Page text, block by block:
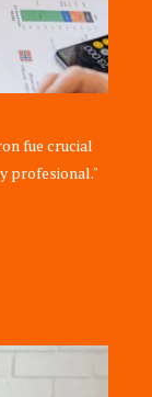
fue crucial
profesional."